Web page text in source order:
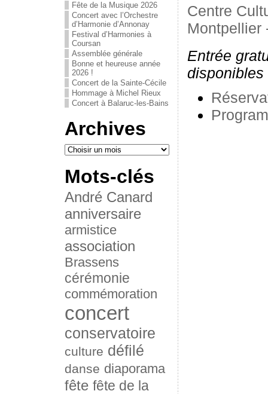
Fête de la Musique 2026
Concert avec l’Orchestre
d’Harmonie d’Annonay
Festival d’Harmonies à
Coursan
Assemblée générale
Bonne et heureuse année
2026 !
Concert de la Sainte-Cécile
Hommage à Michel Rieux
Concert à Balaruc-les-Bains
Archives
Mots-clés
André Canard
anniversaire
armistice
association
Brassens
cérémonie
commémoration
concert
conservatoire
culture défilé
danse diaporama
fête fête de la
Centre
Montpellier
Entrée
disponibles